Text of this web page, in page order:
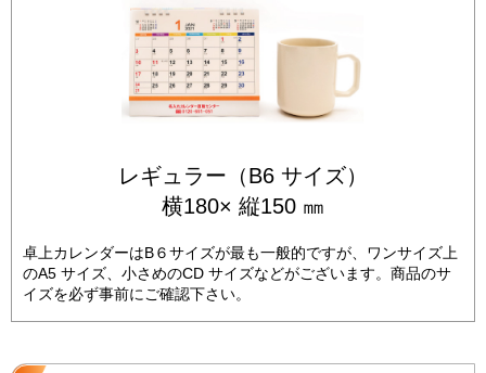
レギュラー（B6 サイズ）
横180× 縦150 ㎜
卓上カレンダーはB６サイズが最も一般的ですが、ワンサイズ上
のA5 サイズ、小さめのCD サイズなどがございます。商品のサ
イズを必ず事前にご確認下さい。